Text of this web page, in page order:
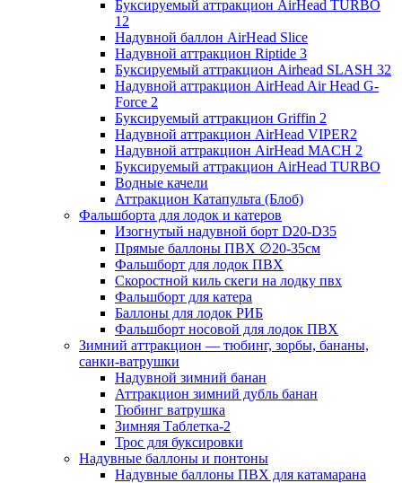
Буксируемый аттракцион AirHead TURBO
12
Надувной баллон AirHead Slice
Надувной аттракцион Riptide 3
Буксируемый аттракцион Airhead SLASH 32
Надувной аттракцион AirHead Air Head G-
Force 2
Буксируемый аттракцион Griffin 2
Надувной аттракцион AirHead VIPER2
Надувной аттракцион AirHead MACH 2
Буксируемый аттракцион AirHead TURBO
Водные качели
Аттракцион Катапульта (Блоб)
Фальшборта для лодок и катеров
Изогнутый надувной борт D20-D35
Прямые баллоны ПВХ ∅20-35см
Фальшборт для лодок ПВХ
Скоростной киль скеги на лодку пвх
Фальшборт для катера
Баллоны для лодок РИБ
Фальшборт носовой для лодок ПВХ
Зимний аттракцион — тюбинг, зорбы, бананы,
санки-ватрушки
Надувной зимний банан
Аттракцион зимний дубль банан
Тюбинг ватрушка
Зимняя Таблетка-2
Трос для буксировки
Надувные баллоны и понтоны
Надувные баллоны ПВХ для катамарана